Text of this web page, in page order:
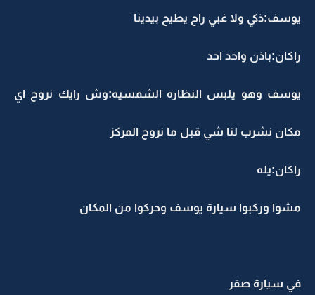
يوسف:ذكي ولا غبي راح يطيح بيدينا
راكان:باذن واحد احد
يوسف وهو يلبس النظاره الشمسيه:وش رايك نروح اي
مكان نشرب لنا شي قبل ما نروح المركز
راكان:يله
مشوا وركبوا سيارة يوسف وحركوا من المكان
في سيارة صقر